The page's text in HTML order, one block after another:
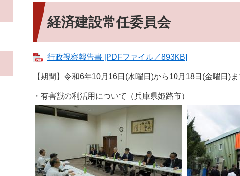
経済建設常任委員会
行政視察報告書 [PDFファイル／893KB]
【期間】令和6年10月16日(水曜日)から10月18日(金曜日)
・有害獣の利活用について（兵庫県姫路市）